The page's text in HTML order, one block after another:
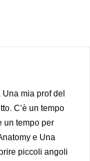
mia prof del
C’è un tempo
un tempo per
e Una
piccoli angoli